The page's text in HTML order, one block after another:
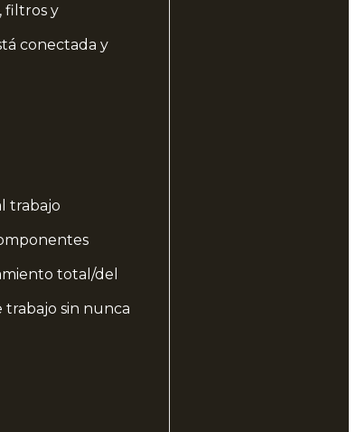
filtros y
conectada y
trabajo
total/del
trabajo sin nunca